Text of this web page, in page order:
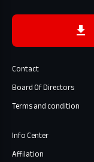
Contact
Board Of Directors
Terms and condition
Info Center
Affilation